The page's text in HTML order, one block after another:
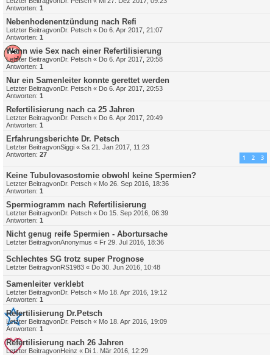
Antworten: 1
Nebenhodenentzündung nach Refi
Letzter BeitragvonDr. Petsch « Do 6. Apr 2017, 21:07
Antworten: 1
Wann wie Sex nach einer Refertilisierung
Letzter BeitragvonDr. Petsch « Do 6. Apr 2017, 20:58
Antworten: 1
Nur ein Samenleiter konnte gerettet werden
Letzter BeitragvonDr. Petsch « Do 6. Apr 2017, 20:53
Antworten: 1
Refertilisierung nach ca 25 Jahren
Letzter BeitragvonDr. Petsch « Do 6. Apr 2017, 20:49
Antworten: 1
Erfahrungsberichte Dr. Petsch
Letzter BeitragvonSiggi « Sa 21. Jan 2017, 11:23
Antworten: 27 1 2 3
Keine Tubulovasostomie obwohl keine Spermien?
Letzter BeitragvonDr. Petsch « Mo 26. Sep 2016, 18:36
Antworten: 1
Spermiogramm nach Refertilisierung
Letzter BeitragvonDr. Petsch « Do 15. Sep 2016, 06:39
Antworten: 1
Nicht genug reife Spermien - Abortursache
Letzter BeitragvonAnonymus « Fr 29. Jul 2016, 18:36
Schlechtes SG trotz super Prognose
Letzter BeitragvonRS1983 « Do 30. Jun 2016, 10:48
Samenleiter verklebt
Letzter BeitragvonDr. Petsch « Mo 18. Apr 2016, 19:12
Antworten: 1
Refertilisierung Dr.Petsch
Letzter BeitragvonDr. Petsch « Mo 18. Apr 2016, 19:09
Antworten: 1
Refertilisierung nach 26 Jahren
Letzter BeitragvonHeinz « Di 1. Mär 2016, 12:29